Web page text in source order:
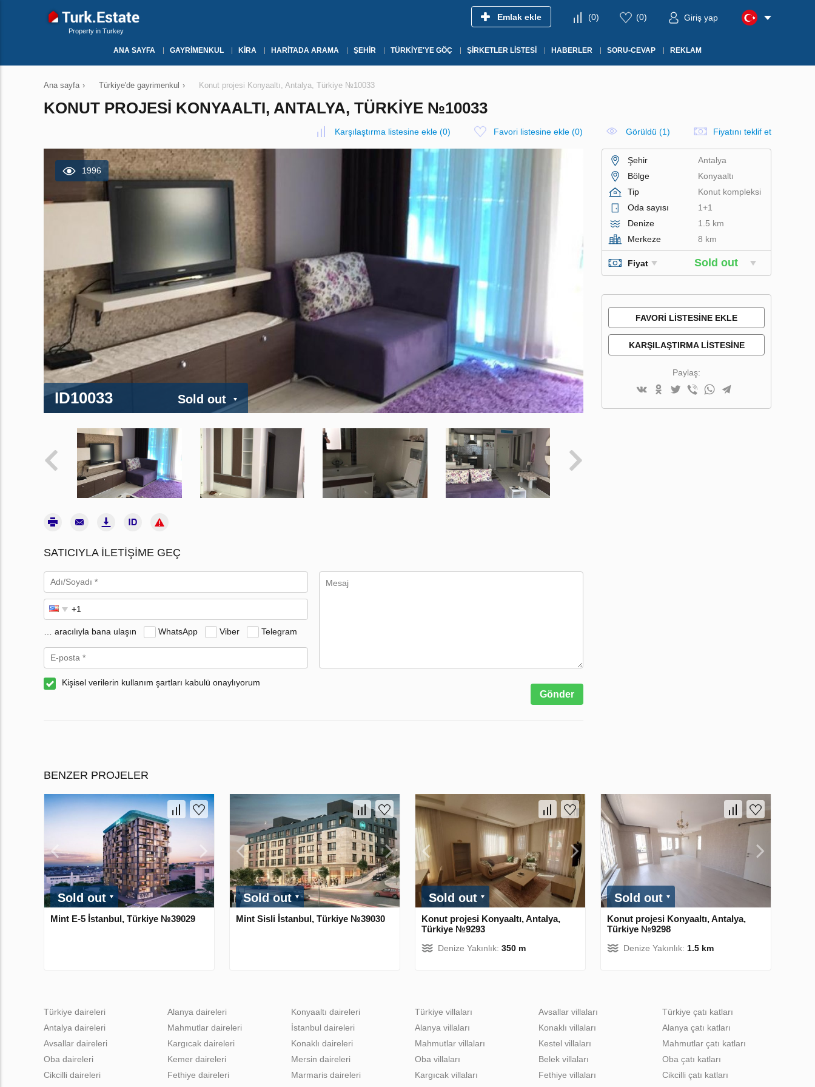
Property in Turkey
Emlak ekle (0) (0) Giriş yap
ANA SAYFA GAYRIMENKUL KIRA HARITADA ARAMA ŞEHIR TÜRKIYE'YE GÖÇ ŞIRKETLER LISTESI HABERLER SORU-CEVAP REKLAM
Ana sayfa › Türkiye'de gayrimenkul › Konut projesi Konyaaltı, Antalya, Türkiye №10033
KONUT PROJESI KONYAALTI, ANTALYA, TÜRKIYE №10033
Karşılaştırma listesine ekle (0) Favori listesine ekle (0) Görüldü (1) Fiyatını teklif et
1996
ID10033 Sold out
SATICIYLA ILETIŞIME GEÇ
… aracılıyla bana ulaşın WhatsApp Viber Telegram
Kişisel verilerin kullanım şartları kabulü onaylıyorum
Gönder
Şehir
Antalya
Bölge
Konyaaltı
Tip
Konut kompleksi
Oda sayısı
1+1
Denize
1.5 km
Merkeze
8 km
Fiyat Sold out
FAVORI LISTESINE EKLE
KARŞILAŞTIRMA LISTESINE
Paylaş:
BENZER PROJELER
Sold out
Mint E-5 İstanbul, Türkiye №39029
Sold out
Mint Sisli İstanbul, Türkiye №39030
Sold out
Konut projesi Konyaaltı, Antalya,
Türkiye №9293
Denize Yakınlık: 350 m
Sold out
Konut projesi Konyaaltı, Antalya,
Türkiye №9298
Denize Yakınlık: 1.5 km
Türkiye daireleri
Antalya daireleri
Avsallar daireleri
Oba daireleri
Cikcilli daireleri
Alanya daireleri
Mahmutlar daireleri
Kargıcak daireleri
Kemer daireleri
Fethiye daireleri
Konyaaltı daireleri
İstanbul daireleri
Konaklı daireleri
Mersin daireleri
Marmaris daireleri
Türkiye villaları
Alanya villaları
Mahmutlar villaları
Oba villaları
Kargıcak villaları
Avsallar villaları
Konaklı villaları
Kestel villaları
Belek villaları
Fethiye villaları
Türkiye çatı katları
Alanya çatı katları
Mahmutlar çatı katları
Oba çatı katları
Cikcilli çatı katları